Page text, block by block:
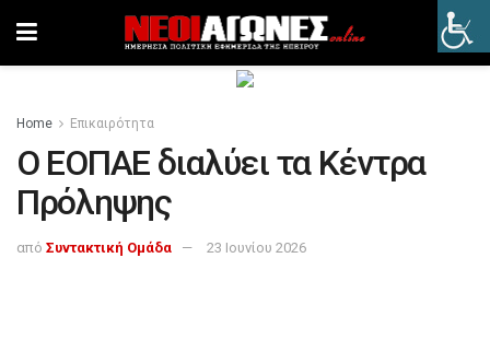
Home Επικαιρότητα
Ο ΕΟΠΑΕ διαλύει τα Κέντρα
Πρόληψης
από Συντακτική Ομάδα 23 Ιουνίου 2026